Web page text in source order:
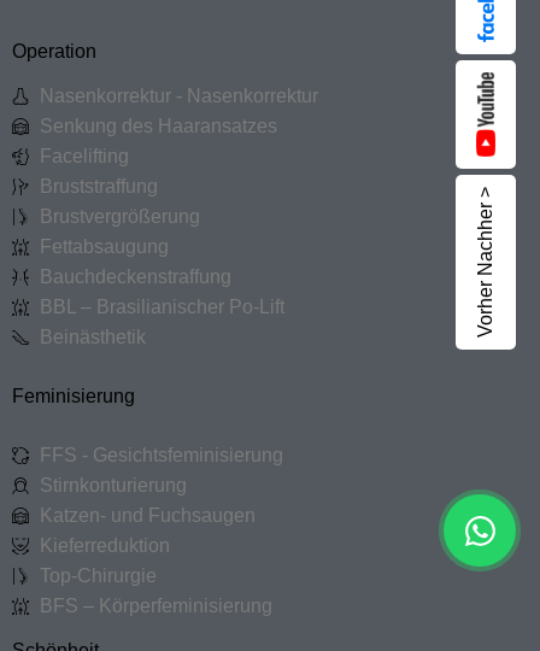
Operation
Nasenkorrektur - Nasenkorrektur
Senkung des Haaransatzes
Facelifting
Bruststraffung
Brustvergrößerung
Fettabsaugung
Bauchdeckenstraffung
BBL – Brasilianischer Po-Lift
Beinästhetik
Feminisierung
FFS - Gesichtsfeminisierung
Stirnkonturierung
Katzen- und Fuchsaugen
Kieferreduktion
Top-Chirurgie
BFS – Körperfeminisierung
Vorher Nachher >